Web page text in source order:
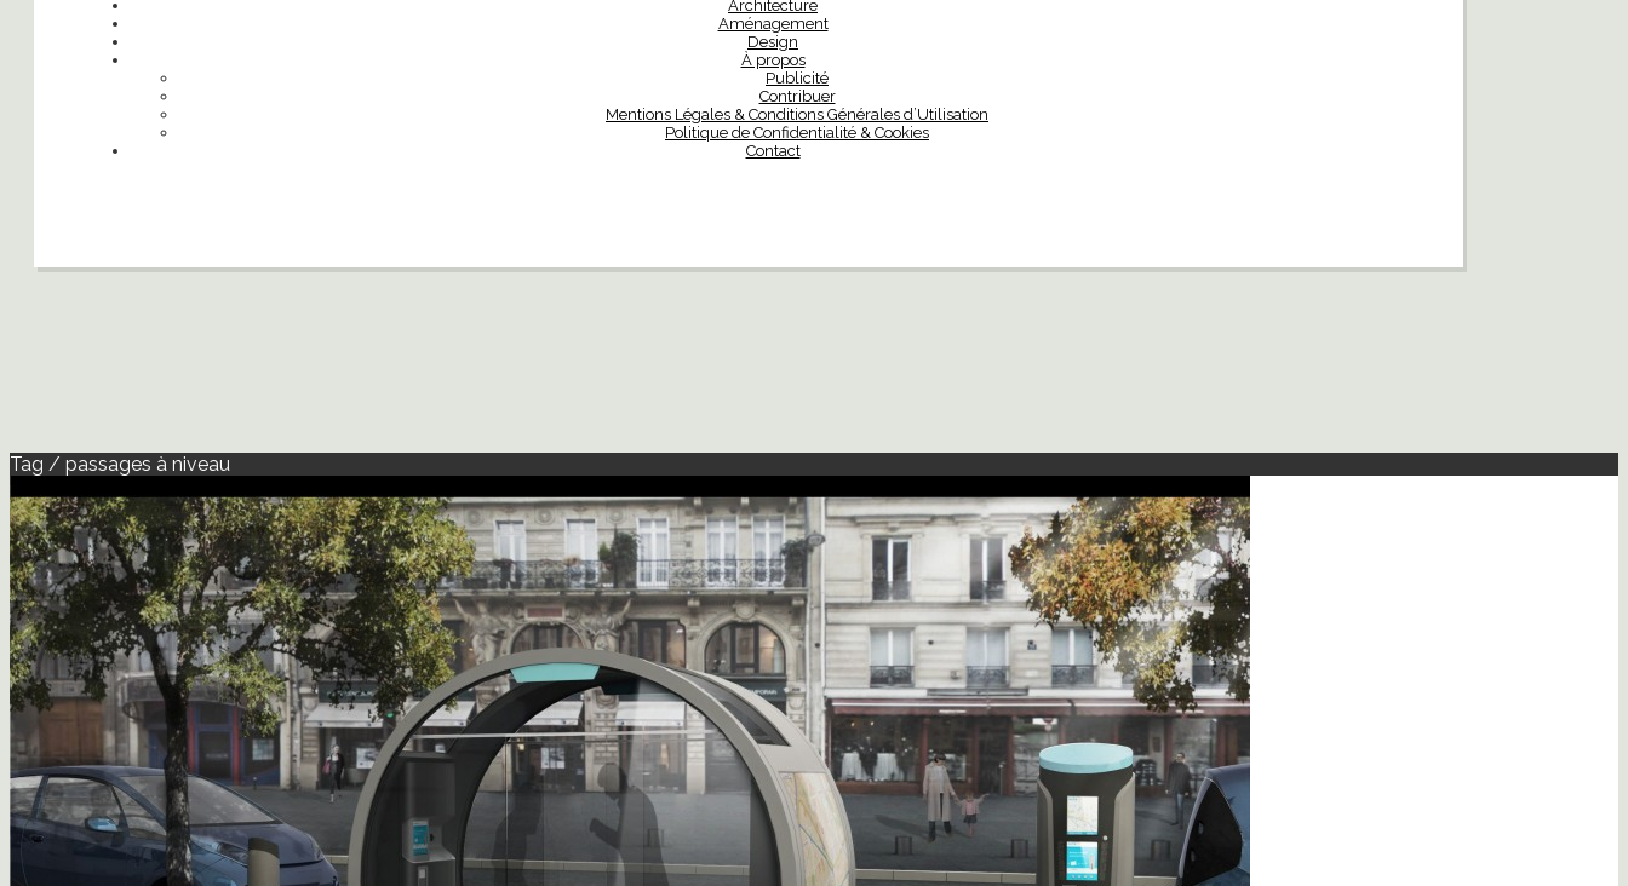
Architecture
Aménagement
Design
À propos
Publicité
Contribuer
Mentions Légales & Conditions Générales d’Utilisation
Politique de Confidentialité & Cookies
Contact
Tag / passages à niveau